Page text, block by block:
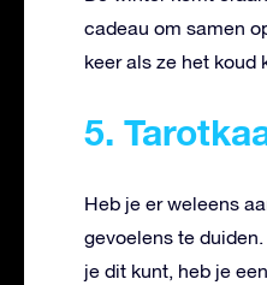
cadeau om samen
keer als ze het koud
5.
Heb je er weleens
gevoelens te
je dit kunt, heb je